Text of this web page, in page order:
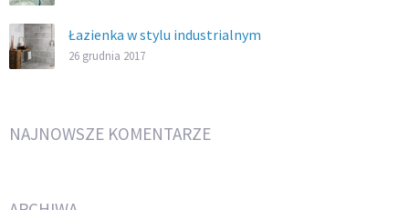
Łazienka w stylu industrialnym
26 grudnia 2017
NAJNOWSZE KOMENTARZE